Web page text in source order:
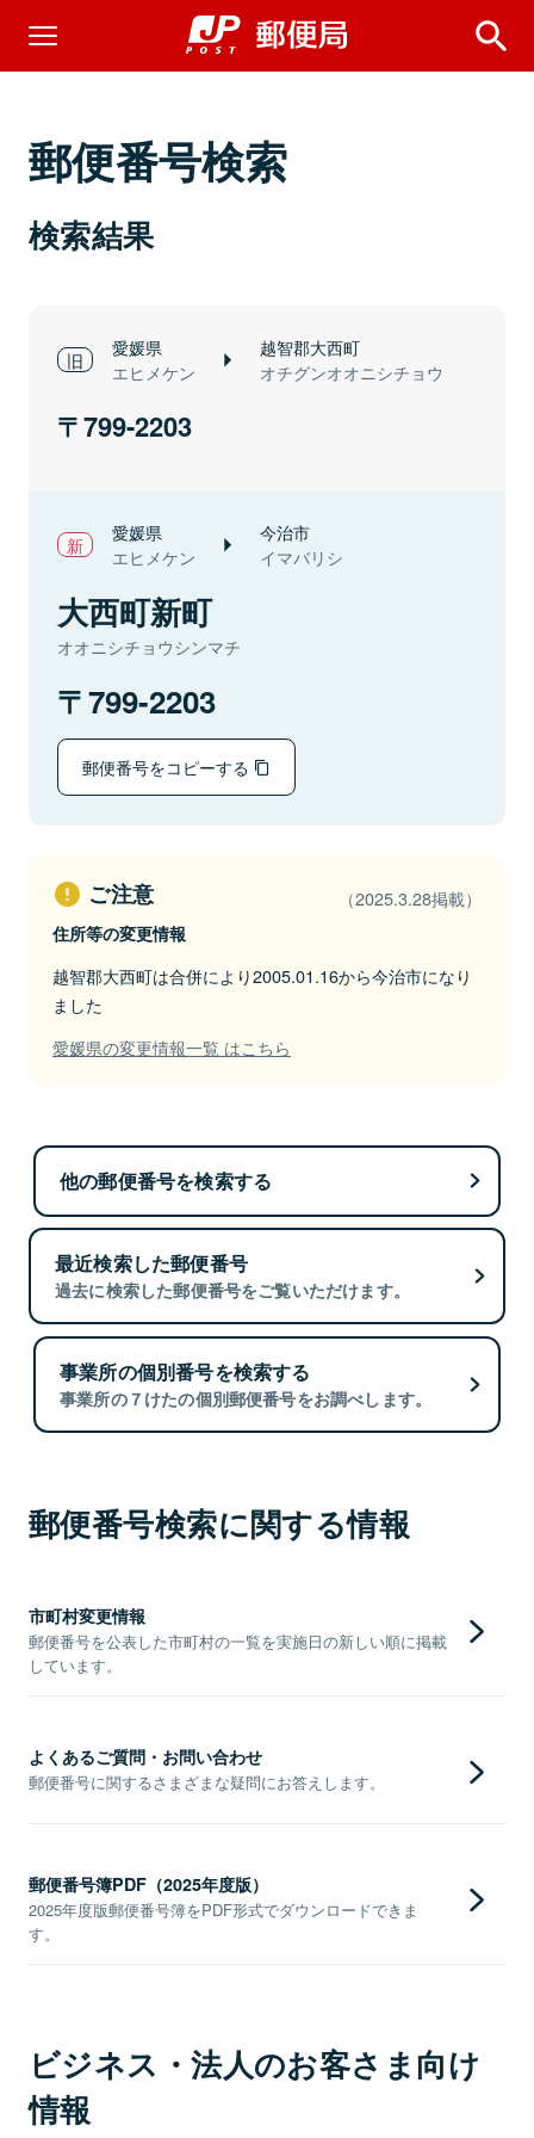
郵便番号検索
検索結果
愛媛県
エヒメケン
越智郡大西町
オチグンオオニシチョウ
799-2203
愛媛県
エヒメケン
今治市
イマバリシ
大西町新町
オオニシチョウシンマチ
799-2203
郵便番号をコピーする
ご注意 （2025.3.28掲載）
住所等の変更情報
越智郡大西町は合併により2005.01.16から今治市になり
ました
愛媛県の変更情報一覧 はこちら
他の郵便番号を検索する
最近検索した郵便番号
過去に検索した郵便番号をご覧いただけます。
事業所の個別番号を検索する
事業所の７けたの個別郵便番号をお調べします。
郵便番号検索に関する情報
市町村変更情報
郵便番号を公表した市町村の一覧を実施日の新しい順に掲載
しています。
よくあるご質問・お問い合わせ
郵便番号に関するさまざまな疑問にお答えします。
郵便番号簿PDF（2025年度版）
2025年度版郵便番号簿をPDF形式でダウンロードできま
す。
ビジネス・法人のお客さま向け
情報